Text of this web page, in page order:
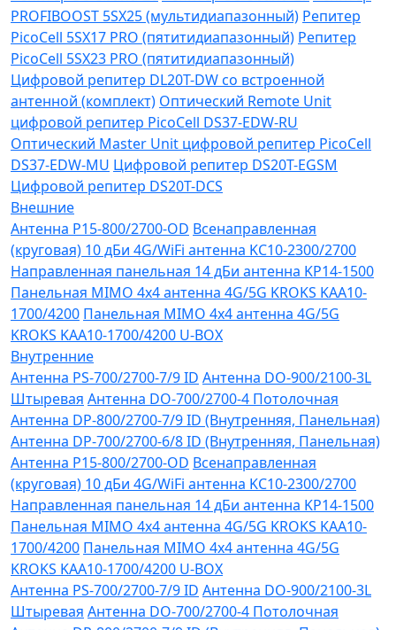
PROFIBOOST 5SX25 (мультидиапазонный) Репитер
PicoCell 5SX17 PRO (пятитидиапазонный) Репитер
PicoCell 5SX23 PRO (пятитидиапазонный)
Цифровой репитер DL20T-DW со встроенной
антенной (комплект) Оптический Remote Unit
цифровой репитер PicoCell DS37-EDW-RU
Оптический Master Unit цифровой репитер PicoCell
DS37-EDW-MU Цифровой репитер DS20T-EGSM
Цифровой репитер DS20T-DCS
Внешние
Антенна P15-800/2700-OD Всенаправленная
(круговая) 10 дБи 4G/WiFi антенна KC10-2300/2700
Направленная панельная 14 дБи антенна KP14-1500
Панельная MIMO 4x4 антенна 4G/5G KROKS KAA10-
1700/4200 Панельная MIMO 4x4 антенна 4G/5G
KROKS KAA10-1700/4200 U-BOX
Внутренние
Антенна PS-700/2700-7/9 ID Антенна DO-900/2100-3L
Штыревая Антенна DO-700/2700-4 Потолочная
Антенна DP-800/2700-7/9 ID (Внутренняя, Панельная)
Антенна DP-700/2700-6/8 ID (Внутренняя, Панельная)
Антенна P15-800/2700-OD Всенаправленная
(круговая) 10 дБи 4G/WiFi антенна KC10-2300/2700
Направленная панельная 14 дБи антенна KP14-1500
Панельная MIMO 4x4 антенна 4G/5G KROKS KAA10-
1700/4200 Панельная MIMO 4x4 антенна 4G/5G
KROKS KAA10-1700/4200 U-BOX
Антенна PS-700/2700-7/9 ID Антенна DO-900/2100-3L
Штыревая Антенна DO-700/2700-4 Потолочная